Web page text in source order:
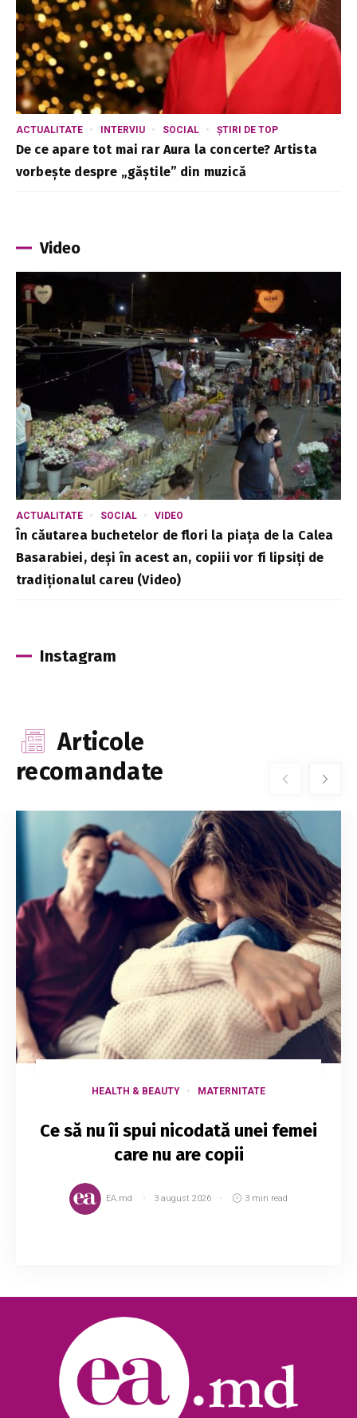
ACTUALITATE INTERVIU SOCIAL ȘTIRI DE TOP
De ce apare tot mai rar Aura la concerte? Artista
vorbește despre „găștile” din muzică
Video
ACTUALITATE SOCIAL VIDEO
În căutarea buchetelor de flori la piața de la Calea
Basarabiei, deși în acest an, copiii vor fi lipsiți de
tradiționalul careu (Video)
Instagram
Articole
recomandate
HEALTH & BEAUTY MATERNITATE
Ce să nu îi spui nicodată unei femei
care nu are copii
EA.md 3 august 2026 3 min read
vrea să fie mamă. Indiferent de motive, este ...